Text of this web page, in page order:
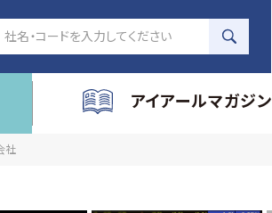
アイアールマガジン
社